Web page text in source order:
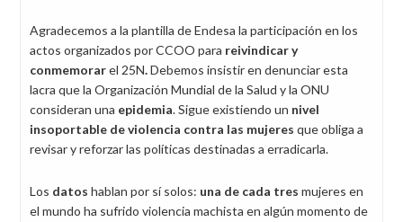
Agradecemos a la plantilla de Endesa la participación en los
actos organizados por CCOO para reivindicar y
conmemorarel 25N.Debemos insistir en denunciar esta
lacra que la Organización Mundial de la Salud y la ONU
consideran una epidemia. Sigue existiendo un nivel
insoportable de violencia contra las mujeres que obliga a
revisar y reforzar las políticas destinadas a erradicarla.
Los datos hablan por sí solos: una de cada tres mujeres en
el mundo ha sufrido violencia machista en algún momento de